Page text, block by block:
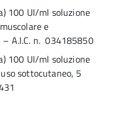
100 UI/ml soluzione
e
A.I.C. n. 034185850
100 UI/ml soluzione
sottocutaneo, 5